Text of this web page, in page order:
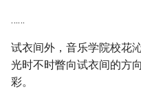
……
试衣间外，音乐学院校花
光时不时瞥向试衣间的方
彩。